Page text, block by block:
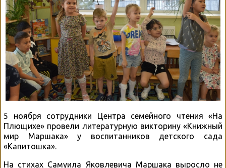
5 ноября сотрудники Центра семейного чтения «На
Плющихе» провели литературную викторину «Книжный
мир Маршака» у воспитанников детского сада
«Капитошка».
На стихах Самуила Яковлевича Маршака выросло не